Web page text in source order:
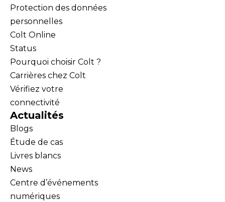
Protection des données
personnelles
Colt Online
Status
Pourquoi choisir Colt ?
Carrières chez Colt
Vérifiez votre
connectivité
Actualités
Blogs
Étude de cas
Livres blancs
News
Centre d’événements
numériques